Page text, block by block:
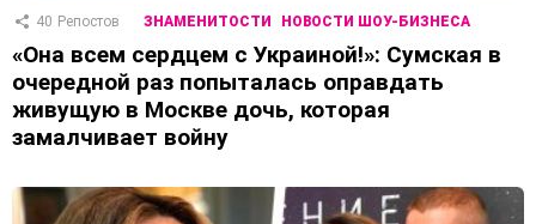
40 Репостов ЗНАМЕНИТОСТИ НОВОСТИ ШОУ-БИЗНЕСА
«Она всем сердцем с Украиной!»: Сумская в
очередной раз попыталась оправдать
живущую в Москве дочь, которая
замалчивает войну